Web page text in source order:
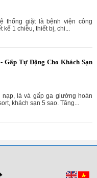
thống giặt là bệnh viện công
kế 1 chiều, thiết bị, chi...
Gấp Tự Động Cho Khách Sạn
nạp, là và gấp ga giường hoàn
khách sạn 5 sao. Tăng...